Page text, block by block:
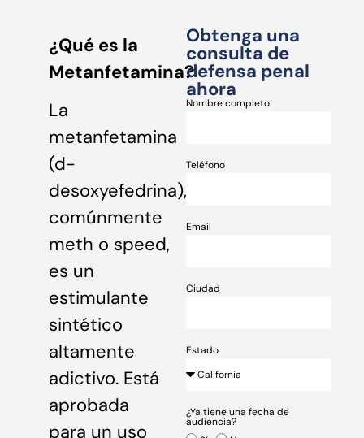
¿Qué es la
Metanfetamina?
La
metanfetamina
(d-
desoxyefedrina),
comúnmente
meth o speed,
es un
estimulante
sintético
altamente
adictivo. Está
aprobada
para un uso
Obtenga una
consulta de
defensa penal
ahora
Nombre completo
Teléfono
Email
Ciudad
Estado
¿Ya tiene una fecha de
audiencia?